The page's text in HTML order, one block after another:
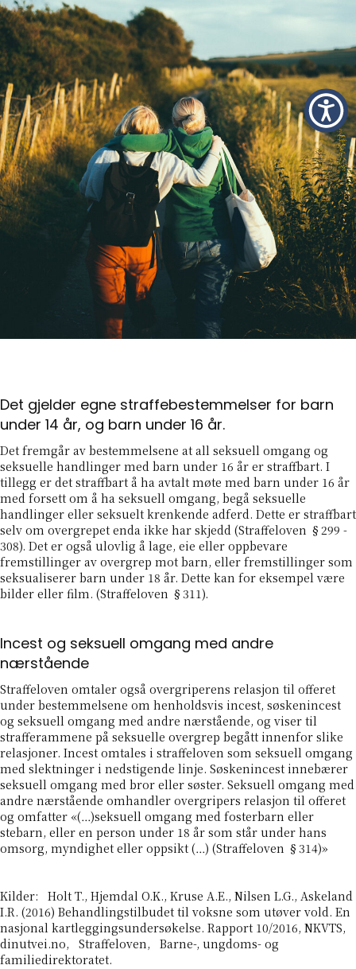
Det gjelder egne straffebestemmelser for barn
under 14 år, og barn under 16 år.
Det fremgår av bestemmelsene at all seksuell omgang og
seksuelle handlinger med barn under 16 år er straffbart. I
tillegg er det straffbart å ha avtalt møte med barn under 16 år
med forsett om å ha seksuell omgang, begå seksuelle
handlinger eller seksuelt krenkende adferd. Dette er straffbart
selv om overgrepet enda ikke har skjedd (Straffeloven §299 -
308). Det er også ulovlig å lage, eie eller oppbevare
fremstillinger av overgrep mot barn, eller fremstillinger som
seksualiserer barn under 18 år. Dette kan for eksempel være
bilder eller film. (Straffeloven §311).
Incest og seksuell omgang med andre
nærstående
Straffeloven omtaler også overgriperens relasjon til offeret
under bestemmelsene om henholdsvis incest, søskenincest
og seksuell omgang med andre nærstående, og viser til
strafferammene på seksuelle overgrep begått innenfor slike
relasjoner. Incest omtales i straffeloven som seksuell omgang
med slektninger i nedstigende linje. Søskenincest innebærer
seksuell omgang med bror eller søster. Seksuell omgang med
andre nærstående omhandler overgripers relasjon til offeret
og omfatter «(…)seksuell omgang med fosterbarn eller
stebarn, eller en person under 18 år som står under hans
omsorg, myndighet eller oppsikt (…) (Straffeloven §314)»
Kilder: Holt T., Hjemdal O.K., Kruse A.E., Nilsen L.G., Askeland
I.R. (2016) Behandlingstilbudet til voksne som utøver vold. En
nasjonal kartleggingsundersøkelse. Rapport 10/2016, NKVTS,
dinutvei.no, Straffeloven, Barne-, ungdoms- og
familiedirektoratet.